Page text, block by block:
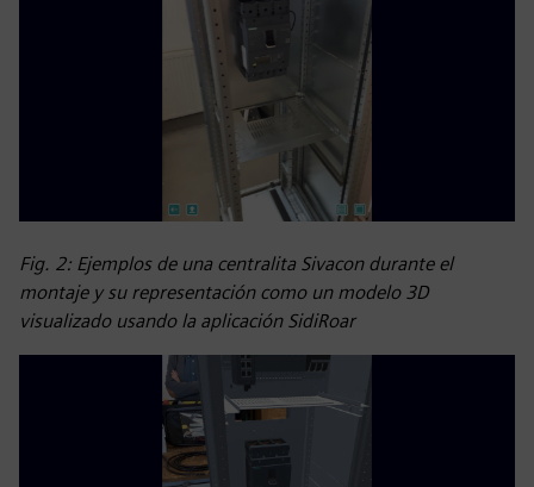
Fig. 2: Ejemplos de una centralita Sivacon durante el
montaje y su representación como un modelo 3D
visualizado usando la aplicación SidiRoar